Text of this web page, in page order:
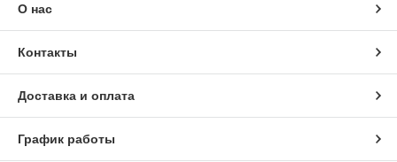
О нас
Контакты
Доставка и оплата
График работы